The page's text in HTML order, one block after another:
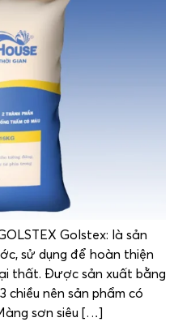
Golstex: là sản
sử dụng để hoàn thiện
thất. Được sản xuất bằng
chiều nên sản phẩm có
sơn siêu […]